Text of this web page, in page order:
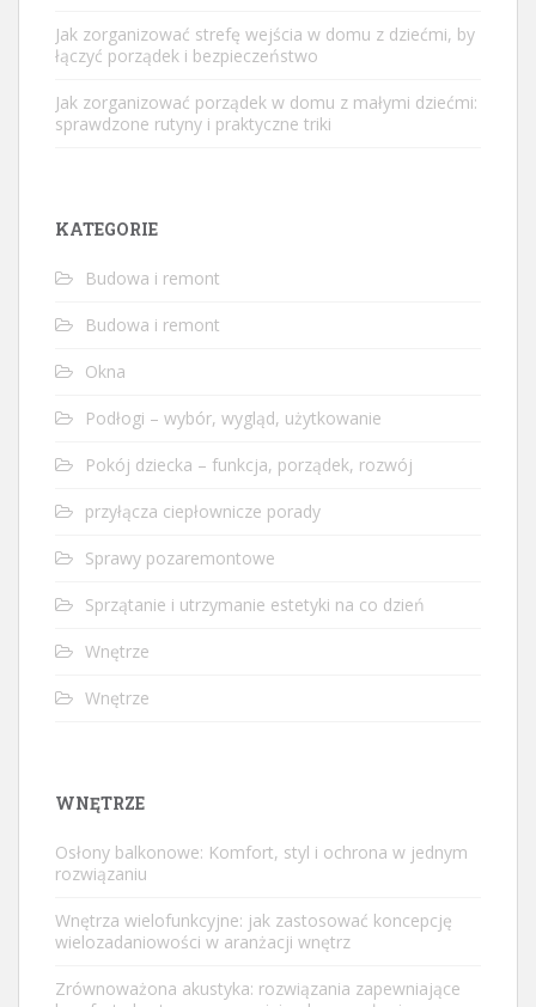
Jak zorganizować strefę wejścia w domu z dziećmi, by
łączyć porządek i bezpieczeństwo
Jak zorganizować porządek w domu z małymi dziećmi:
sprawdzone rutyny i praktyczne triki
KATEGORIE
Budowa i remont
Budowa i remont
Okna
Podłogi – wybór, wygląd, użytkowanie
Pokój dziecka – funkcja, porządek, rozwój
przyłącza ciepłownicze porady
Sprawy pozaremontowe
Sprzątanie i utrzymanie estetyki na co dzień
Wnętrze
Wnętrze
WNĘTRZE
Osłony balkonowe: Komfort, styl i ochrona w jednym
rozwiązaniu
Wnętrza wielofunkcyjne: jak zastosować koncepcję
wielozadaniowości w aranżacji wnętrz
Zrównoważona akustyka: rozwiązania zapewniające